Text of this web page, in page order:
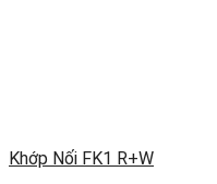
Khớp Nối FK1 R+W